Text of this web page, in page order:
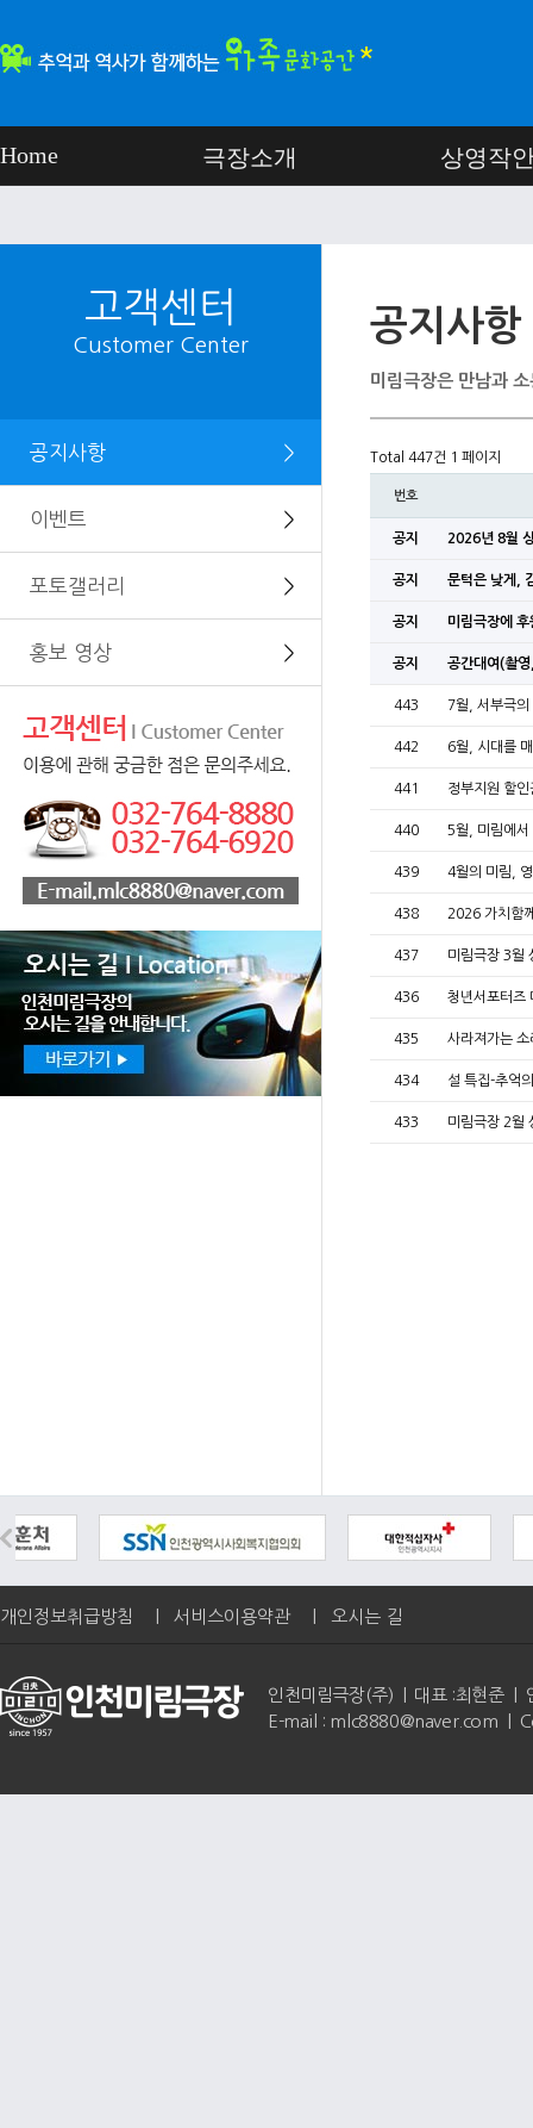
Home 극장소개 상영작
고객센터
Customer Center
공지사항 ＞
이벤트 ＞
포토갤러리 ＞
홍보 영상 ＞
공지사항
미림극장은 만남과
Total 447건 1 페이지
번호
공지 2026년 8월
공지 문턱은 낮게,
공지 미림극장에
공지 공간대여(촬
443 7월, 서부극
442 6월, 시대를
441 정부지원 할
440 5월, 미림에
439 4월의 미림,
438 2026 가치함
437 미림극장 3월
436 청년서포터즈
435 사라져가는
434 설 특집-추억
433 미림극장 2월
개인정보취급방침 서비스이용약관 오시는 길
인천미림극장(주) | 대표 :최현준 |
E-mail : mlc8880@naver.com |